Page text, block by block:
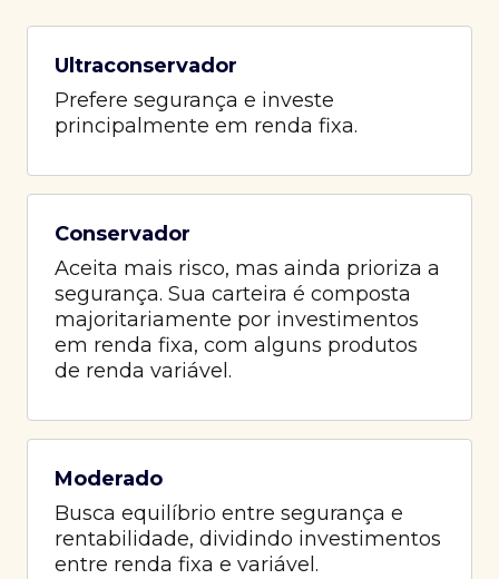
Ultraconservador
Prefere segurança e investe
principalmente em renda fixa.
Conservador
Aceita mais risco, mas ainda prioriza a
segurança. Sua carteira é composta
majoritariamente por investimentos
em renda fixa, com alguns produtos
de renda variável.
Moderado
Busca equilíbrio entre segurança e
rentabilidade, dividindo investimentos
entre renda fixa e variável.